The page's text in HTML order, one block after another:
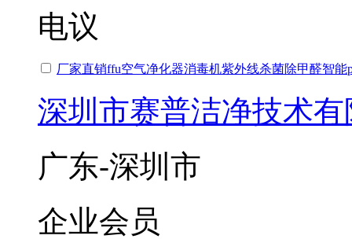
电议
厂家直销ffu空气净化器消毒机紫外线杀菌除甲醛智能
深圳市赛普洁净技术
广东-深圳市
企业会员